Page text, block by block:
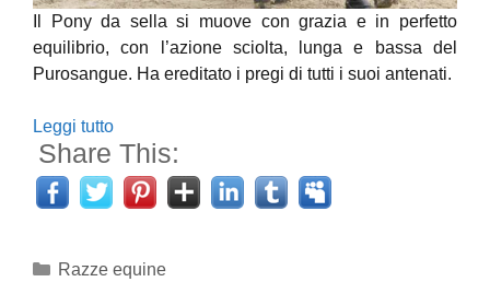
Il Pony da sella si muove con grazia e in perfetto
equilibrio, con l’azione sciolta, lunga e bassa del
Purosangue. Ha ereditato i pregi di tutti i suoi antenati.
Leggi tutto
Share This:
Categorie
Razze equine